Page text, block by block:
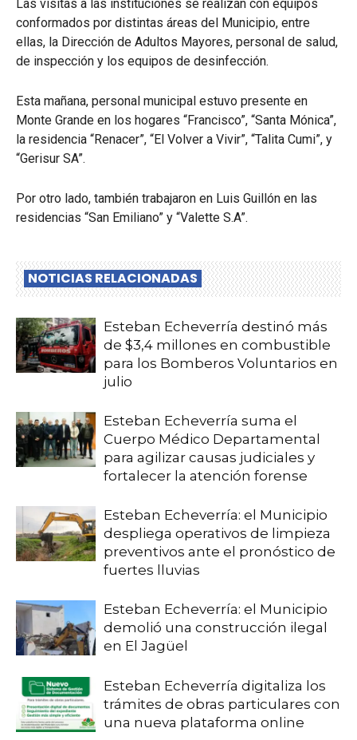
Las visitas a las instituciones se realizan con equipos
conformados por distintas áreas del Municipio, entre
ellas, la Dirección de Adultos Mayores, personal de salud,
de inspección y los equipos de desinfección.
Esta mañana, personal municipal estuvo presente en
Monte Grande en los hogares “Francisco”, “Santa Mónica”,
la residencia “Renacer”, “El Volver a Vivir”, “Talita Cumi”, y
“Gerisur SA”.
Por otro lado, también trabajaron en Luis Guillón en las
residencias “San Emiliano” y “Valette S.A”.
NOTICIAS RELACIONADAS
Esteban Echeverría destinó más
de $3,4 millones en combustible
para los Bomberos Voluntarios en
julio
Esteban Echeverría suma el
Cuerpo Médico Departamental
para agilizar causas judiciales y
fortalecer la atención forense
Esteban Echeverría: el Municipio
despliega operativos de limpieza
preventivos ante el pronóstico de
fuertes lluvias
Esteban Echeverría: el Municipio
demolió una construcción ilegal
en El Jagüel
Esteban Echeverría digitaliza los
trámites de obras particulares con
una nueva plataforma online